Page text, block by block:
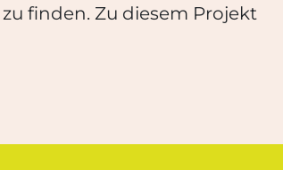
finden. Zu diesem Projekt